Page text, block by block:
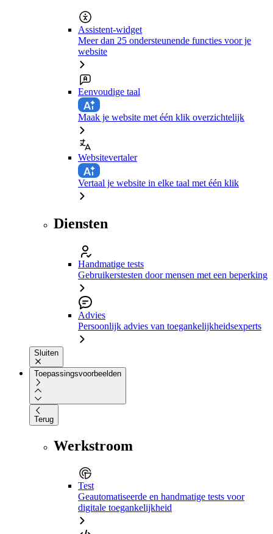
Assistent-widget
Meer dan 25 ondersteunende functies voor je
website
Eenvoudige taal
Maak je website met één klik overzichtelijk
Websitevertaler
Vertaal je website in elke taal met één klik
Diensten
Handmatige tests
Gebruikerstesten door mensen met een beperking
Advies
Persoonlijk advies van toegankelijkheidsexperts
Sluiten
Toepassingsvoorbeelden
Terug
Werkstroom
Test
Geautomatiseerde en handmatige tests voor
digitale toegankelijkheid